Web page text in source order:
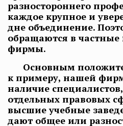
разностороннего
каждое крупное и
дне объединение.
обращаются в
фирмы.
Основным
к примеру, нашей
наличие
отдельных правовых
высшие учебные
дают общее или